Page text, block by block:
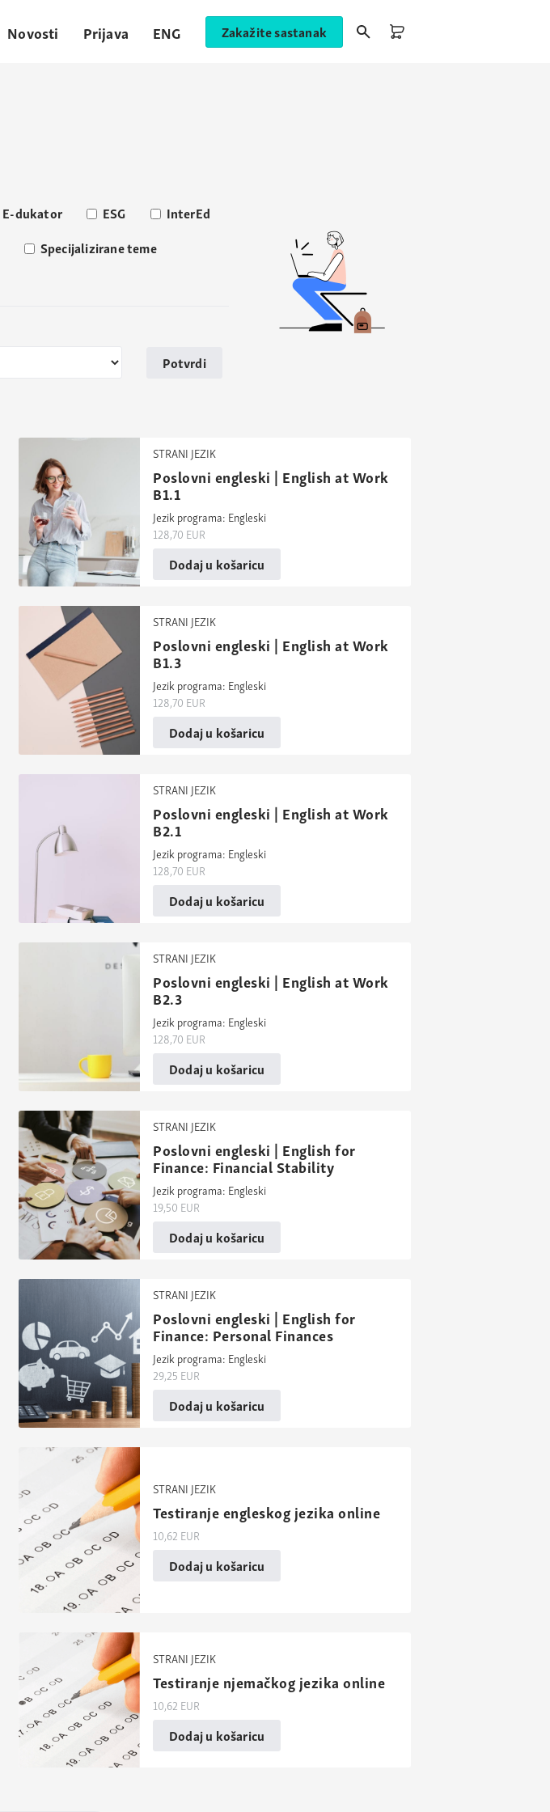
Novosti Prijava ENG Zakažite sastanak
E-dukator ESG
InterEd
Specijalizirane teme
Potvrdi
STRANI JEZIK
Poslovni engleski | English at Work
B1.1
Jezik programa: Engleski
128,70 EUR
Dodaj u košaricu
STRANI JEZIK
Poslovni engleski | English at Work
B1.3
Jezik programa: Engleski
128,70 EUR
Dodaj u košaricu
STRANI JEZIK
Poslovni engleski | English at Work
B2.1
Jezik programa: Engleski
128,70 EUR
Dodaj u košaricu
STRANI JEZIK
Poslovni engleski | English at Work
B2.3
Jezik programa: Engleski
128,70 EUR
Dodaj u košaricu
STRANI JEZIK
Poslovni engleski | English for
Finance: Financial Stability
Jezik programa: Engleski
19,50 EUR
Dodaj u košaricu
STRANI JEZIK
Poslovni engleski | English for
Finance: Personal Finances
Jezik programa: Engleski
29,25 EUR
Dodaj u košaricu
STRANI JEZIK
Testiranje engleskog jezika online
10,62 EUR
Dodaj u košaricu
STRANI JEZIK
Testiranje njemačkog jezika online
10,62 EUR
Dodaj u košaricu